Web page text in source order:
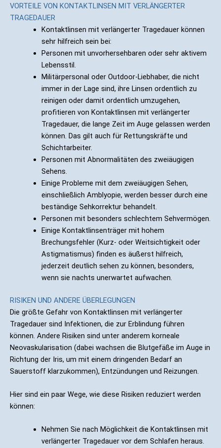
VORTEILE VON KONTAKTLINSEN MIT VERLÄNGERTER
TRAGEDAUER
Kontaktlinsen mit verlängerter Tragedauer können
sehr hilfreich sein bei:
Personen mit unvorhersehbaren oder sehr aktivem
Lebensstil.
Militärpersonal oder Outdoor-Liebhaber, die nicht
immer in der Lage sind, ihre Linsen ordentlich zu
reinigen oder damit ordentlich umzugehen,
profitieren von Kontaktlinsen mit verlängerter
Tragedauer, die lange Zeit im Auge gelassen werden
können. Das gilt auch für Rettungskräfte und
Schichtarbeiter.
Personen mit Abnormalitäten des zweiäugigen
Sehens.
Einige Probleme mit dem zweiäugigen Sehen,
einschließlich Amblyopie, werden besser durch eine
beständige Sehkorrektur behandelt.
Personen mit besonders schlechtem Sehvermögen.
Einige Kontaktlinsenträger mit hohem
Brechungsfehler (Kurz- oder Weitsichtigkeit oder
Astigmatismus) finden es äußerst hilfreich,
jederzeit deutlich sehen zu können, besonders,
wenn sie nachts unerwartet aufwachen.
RISIKEN UND ANDERE ÜBERLEGUNGEN
Die größte Gefahr von Kontaktlinsen mit verlängerter
Tragedauer sind Infektionen, die zur Erblindung führen
können. Andere Risiken sind unter anderem korneale
Neovaskularisation (dabei wachsen die Blutgefäße im Auge in
Richtung der Iris, um mit einem dringenden Bedarf an
Sauerstoff klarzukommen), Entzündungen und Reizungen.
Hier sind ein paar Wege, wie diese Risiken reduziert werden
können:
Nehmen Sie nach Möglichkeit die Kontaktlinsen mit
verlängerter Tragedauer vor dem Schlafen heraus.